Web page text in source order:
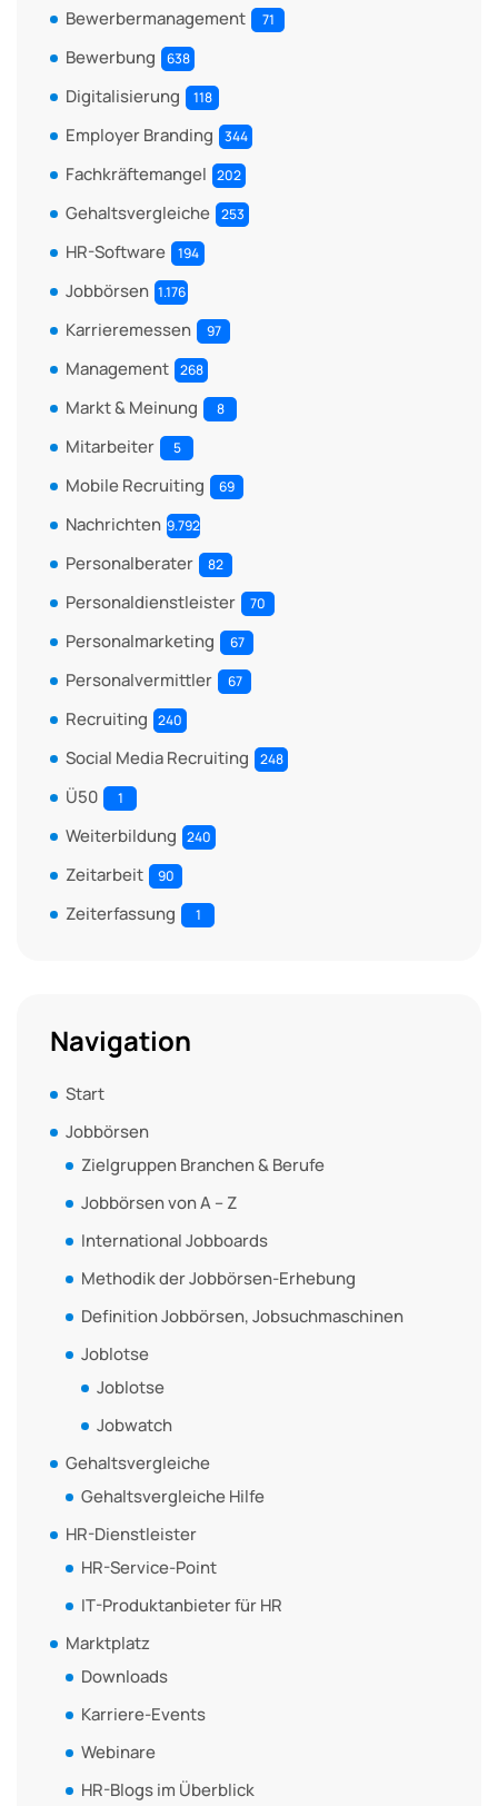
Bewerbermanagement 71
Bewerbung 638
Digitalisierung 118
Employer Branding 344
Fachkräftemangel 202
Gehaltsvergleiche 253
HR-Software 194
Jobbörsen 1.176
Karrieremessen 97
Management 268
Markt & Meinung 8
Mitarbeiter 5
Mobile Recruiting 69
Nachrichten 9.792
Personalberater 82
Personaldienstleister 70
Personalmarketing 67
Personalvermittler 67
Recruiting 240
Social Media Recruiting 248
Ü50 1
Weiterbildung 240
Zeitarbeit 90
Zeiterfassung 1
Navigation
Start
Jobbörsen
Zielgruppen Branchen & Berufe
Jobbörsen von A – Z
International Jobboards
Methodik der Jobbörsen-Erhebung
Definition Jobbörsen, Jobsuchmaschinen
Joblotse
Joblotse
Jobwatch
Gehaltsvergleiche
Gehaltsvergleiche Hilfe
HR-Dienstleister
HR-Service-Point
IT-Produktanbieter für HR
Marktplatz
Downloads
Karriere-Events
Webinare
HR-Blogs im Überblick